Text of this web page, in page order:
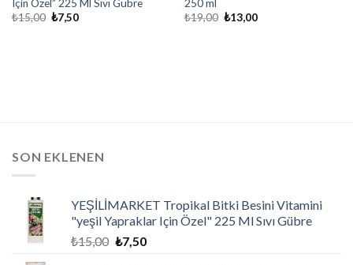
Için Özel” 225 Ml Sıvı Gübre
₺15,00 ₺7,50
250 ml
₺19,00 ₺13,00
SON EKLENEN
YEŞİLİMARKET Tropikal Bitki Besini Vitamini
"yeşil Yapraklar Için Özel" 225 Ml Sıvı Gübre
₺15,00 ₺7,50